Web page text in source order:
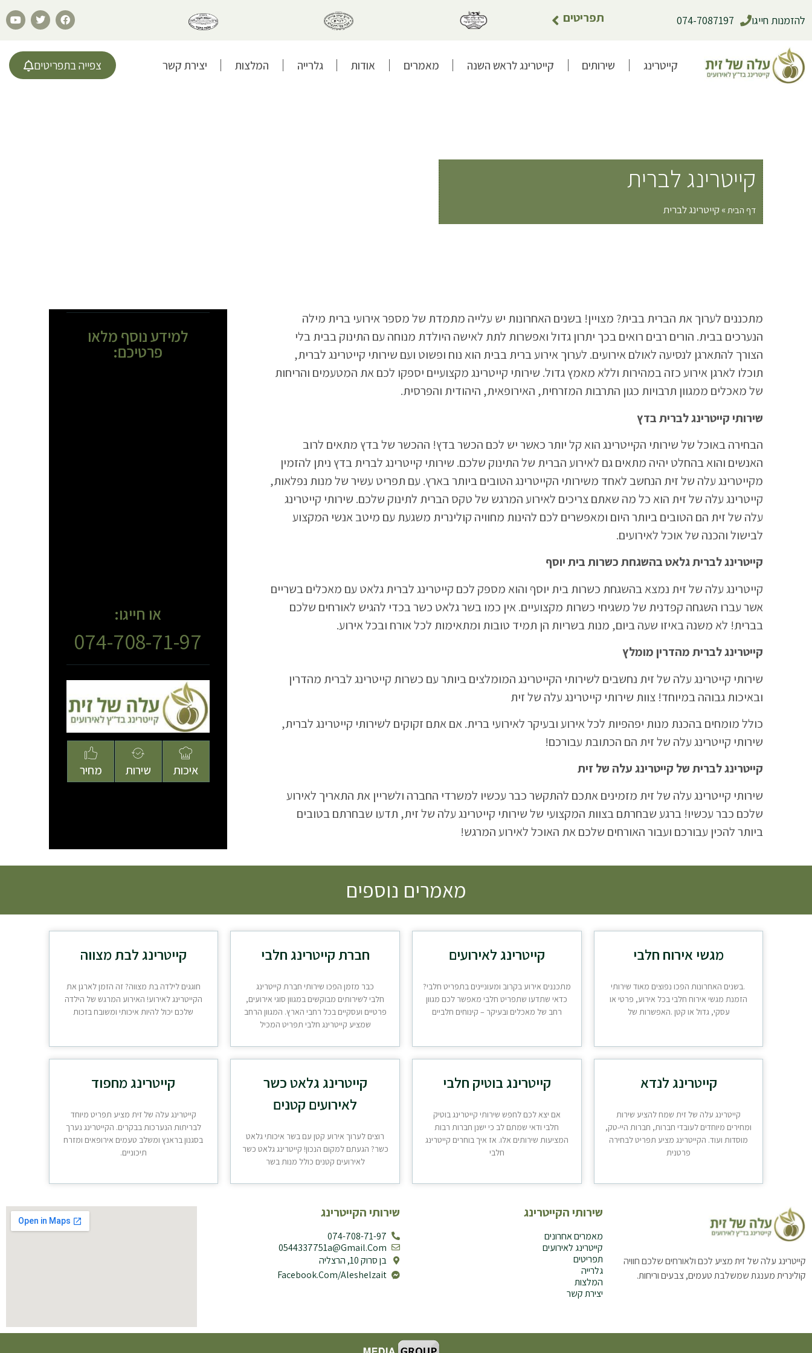
להזמנות חייגו 074-7087197 תפריטים
קייטרינג שירותים קייטרינג לראש השנה מאמרים אודות גלרייה המלצות יצירת קשר צפייה בתפריטים
קייטרינג לברית
דף הבית»קייטרינג לברית
מתכננים לערוך את הברית בבית? מצויין! בשנים האחרונות יש עלייה מתמדת של מספר אירועי ברית מילה
הנערכים בבית. הורים רבים רואים בכך יתרון גדול ואפשרות לתת לאישה היולדת מנוחה עם התינוק בבית בלי
הצורך להתארגן לנסיעה לאולם אירועים. לערוך אירוע ברית בבית הוא נוח ופשוט ועם שירותי קייטרינג לברית,
תוכלו לארגן אירוע כזה במהירות וללא מאמץ גדול. שירותי קייטרינג מקצועיים יספקו לכם את המטעמים והריחות
של מאכלים ממגוון תרבויות כגון התרבות המזרחית, האירופאית, היהודית והפרסית.
שירותי קייטרינג לברית בדץ
הבחירה באוכל של שירותי הקייטרינג הוא קל יותר כאשר יש לכם הכשר בדץ! ההכשר של בדץ מתאים לרוב
האנשים והוא בהחלט יהיה מתאים גם לאירוע הברית של התינוק שלכם. שירותי קייטרינג לברית בדץ ניתן להזמין
מקייטרינג עלה של זית הנחשב לאחד משירותי הקייטרינג הטובים ביותר בארץ. עם תפריט עשיר של מנות נפלאות,
קייטרינג עלה של זית הוא כל מה שאתם צריכים לאירוע המרגש של טקס הברית לתינוק שלכם. שירותי קייטרינג
עלה של זית הם הטובים ביותר היום ומאפשרים לכם להינות מחוויה קולינרית משגעת עם מיטב אנשי המקצוע
לבישול והכנה של אוכל לאירועים.
קייטרינג לברית גלאט בהשגחת כשרות בית יוסף
קייטרינג עלה של זית נמצא בהשגחת כשרות בית יוסף והוא מספק לכם קייטרינג לברית גלאט עם מאכלים בשריים
אשר עברו השגחה קפדנית של משגיחי כשרות מקצועיים. אין כמו בשר גלאט כשר בכדי להגיש לאורחים שלכם
בברית! לא משנה באיזו שעה ביום, מנות בשריות הן תמיד טובות ומתאימות לכל אורח ובכל אירוע.
קייטרינג לברית מהדרין מומלץ
שירותי קייטרינג עלה של זית נחשבים לשירותי הקייטרינג המומלצים ביותר עם כשרות קייטרינג לברית מהדרין
ובאיכות גבוהה במיוחד! צוות שירותי קייטרינג עלה של זית
כולל מומחים בהכנת מנות יפהפיות לכל אירוע ובעיקר לאירועי ברית. אם אתם זקוקים לשירותי קייטרינג לברית,
שירותי קייטרינג עלה של זית הם הכתובת עבורכם!
קייטרינג לברית של קייטרינג עלה של זית
שירותי קייטרינג עלה של זית מזמינים אתכם להתקשר כבר עכשיו למשרדי החברה ולשריין את התאריך לאירוע
שלכם כבר עכשיו! ברגע שבחרתם בצוות המקצועי של שירותי קייטרינג עלה של זית, תדעו שבחרתם בטובים
ביותר להכין עבורכם ועבור האורחים שלכם את האוכל לאירוע המרגש!
למידע נוסף מלאו
פרטיכם:
או חייגו:
074-708-71-97
איכות שירות מחיר
מאמרים נוספים
מגשי אירוח חלבי
.בשנים האחרונות הפכו נפוצים מאוד שירותי
הזמנת מגשי אירוח חלבי בכל אירוע, פרטי או
עסקי, גדול או קטן .האפשרות של
קייטרינג לאירועים
מתכננים אירוע בקרוב ומעוניינים בתפריט חלבי?
כדאי שתדעו שתפריט חלבי מאפשר לכם מגוון
רחב של מאכלים ובעיקר – קינוחים חלביים
חברת קייטרינג חלבי
כבר מזמן הפכו שירותי חברת קייטרינג
חלבי לשירותים מבוקשים במגוון סוגי אירועים,
פרטיים ועסקיים בכל רחבי הארץ. המגוון הרחב
שמציע קייטרינג חלבי תפריט המכיל
קייטרינג לבת מצווה
חוגגים לילדה בת מצווה? זה הזמן לארגן את
הקייטרינג לאירוע! האירוע המרגש של הילדה
שלכם יכול להיות איכותי ומשובח בזכות
קייטרינג לנדא
קייטרינג עלה של זית שמח להציע שירות
ומחירים מיוחדים לעובדי חברות, חברות היי-טק,
מוסדות ועוד. הקייטרינג מציע תפריט לבחירה
פרטנית
קייטרינג בוטיק חלבי
אם יצא לכם לחפש שירותי קייטרינג בוטיק
חלבי ודאי שמתם לב כי ישנן חברות רבות
המציעות שירותים אלו. אז איך בוחרים קייטרינג
חלבי
קייטרינג גלאט כשר
לאירועים קטנים
רוצים לערוך אירוע קטן עם בשר איכותי גלאט
כשר? הגעתם למקום הנכון! קייטרינג גלאט כשר
לאירועים קטנים כולל מנות בשר
קייטרינג מחפוד
קייטרינג עלה של זית מציע תפריט מיוחד
לבריתות הנערכות בבקרים. הקייטרינג נערך
בסגנון בראנץ ומשלב טעמים אירופאים ומזרח
תיכוניים.
קייטרינג עלה של זית מציע לכם ולאורחים שלכם חוויה
קולינרית מענגת שמשלבת טעמים, צבעים וריחות.
שירותי הקייטרינג
מאמרים אחרונים
קייטרינג לאירועים
תפריטים
גלרייה
המלצות
יצירת קשר
שירותי הקייטרינג
074-708-71-97
0544337751a@gmail.com
בן סרוק 10, הרצליה
Facebook.com/aleshelzait